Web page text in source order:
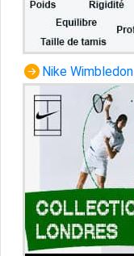
Nike Wimbledon